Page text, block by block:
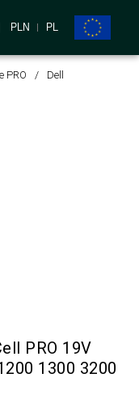
PLN PL
PRO Dell
PRO 19V
1300 3200